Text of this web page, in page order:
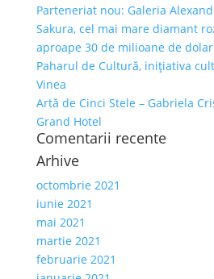
Parteneriat nou: Galeria
Sakura, cel mai mare diamant
aproape 30 de milioane de
Paharul de Cultură, inițiativa
Vinea
Artă de Cinci Stele – Gabriela
Grand Hotel
Comentarii recente
Arhive
octombrie 2021
iunie 2021
mai 2021
martie 2021
februarie 2021